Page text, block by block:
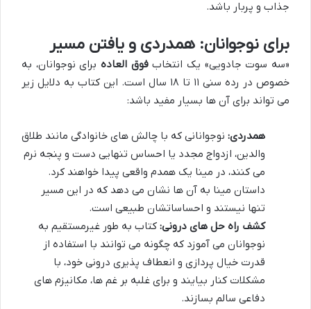
جذاب و پربار باشد.
برای نوجوانان: همدردی و یافتن مسیر
«سه سوت جادویی» یک انتخابفوق العاده برای نوجوانان، به
خصوص در رده سنی ۱۱ تا ۱۸ سال است. این کتاب به دلایل زیر
می تواند برای آن ها بسیار مفید باشد:
همدردی: نوجوانانی که با چالش های خانوادگی مانند طلاق
والدین، ازدواج مجدد یا احساس تنهایی دست و پنجه نرم
می کنند، در مینا یک همدم واقعی پیدا خواهند کرد.
داستان مینا به آن ها نشان می دهد که در این مسیر
تنها نیستند و احساساتشان طبیعی است.
کشف راه حل های درونی: کتاب به طور غیرمستقیم به
نوجوانان می آموزد که چگونه می توانند با استفاده از
قدرت خیال پردازی و انعطاف پذیری درونی خود، با
مشکلات کنار بیایند و برای غلبه بر غم ها، مکانیزم های
دفاعی سالم بسازند.